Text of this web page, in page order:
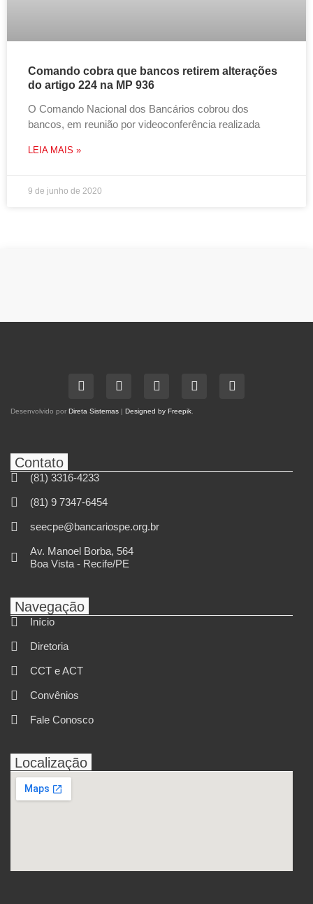
Comando cobra que bancos retirem alterações
do artigo 224 na MP 936
O Comando Nacional dos Bancários cobrou dos
bancos, em reunião por videoconferência realizada
LEIA MAIS »
9 de junho de 2020
Desenvolvido por Direta Sistemas | Designed by Freepik
Contato
(81) 3316-4233
(81) 9 7347-6454
seecpe@bancariospe.org.br
Av. Manoel Borba, 564
Boa Vista - Recife/PE
Navegação
Início
Diretoria
CCT e ACT
Convênios
Fale Conosco
Localização